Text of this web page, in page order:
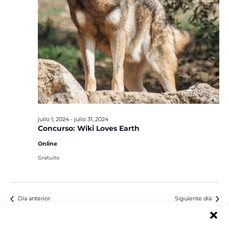
Concurso: Wiki Loves Earth
julio 1, 2024- julio 31, 2024
Online
Gratuito
Día anterior Siguiente día